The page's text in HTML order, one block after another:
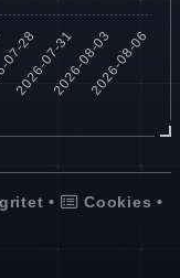
• Cookies •